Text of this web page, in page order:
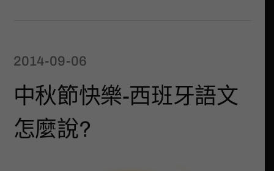
2014-09-06
中秋節快樂-西班牙語文
怎麼說?